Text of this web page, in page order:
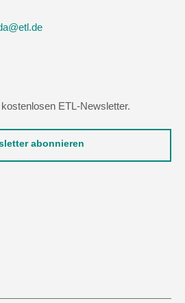
ETL-Newsletter.
abonnieren